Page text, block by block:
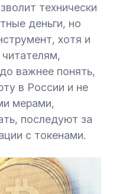
криптовалюту
криптовалюту
технически
деньги, но
хотя и
важнее понять,
в России и не
мерами,
последуют за
с токенами.